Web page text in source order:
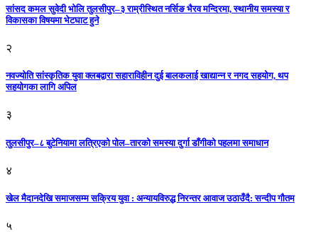
सांसद कमल सुवेदी भोलि तुलसीपुर–३ राम्रीस्थित नर्सिङ भैरव मन्दिरमा, स्थानीय समस्या र
विकासका विषयमा भेटघाट हुने
२
नवज्योति सांस्कृतिक युवा क्लबद्वारा सहाराविहीन दुई बालकलाई खाद्यान्न र नगद सहयोग, थप
सहयोगका लागि अपिल
३
तुलसीपुर–८ बुटेनियामा लत्रिएको पोल–तारको समस्या दुर्गा डाँगीको पहलमा समाधान
४
खेल मैदानदेखि समाजसम्म सक्रिय युवा : अन्यायविरुद्ध निरन्तर आवाज उठाउँदै: सन्दीप गौतम
५